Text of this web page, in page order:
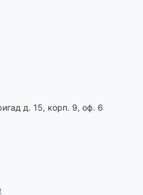
д. 15, корп. 9, оф. 6